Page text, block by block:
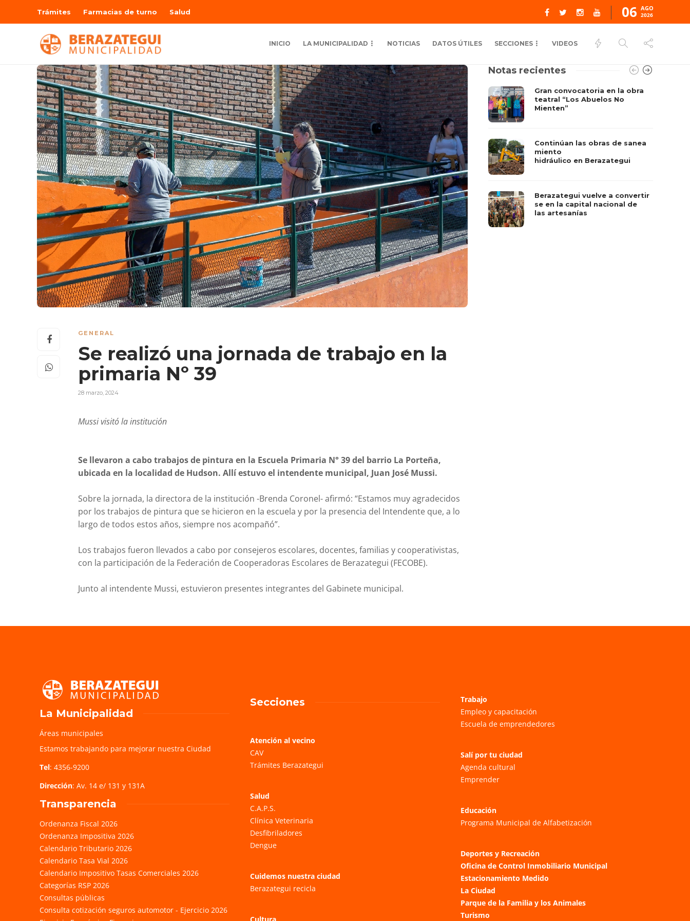
Trámites Farmacias de turno Salud 06 AGO
2026
INICIO LA MUNICIPALIDAD NOTICIAS DATOS ÚTILES SECCIONES VIDEOS
GENERAL
Se realizó una jornada de trabajo en la
primaria Nº 39
28 marzo, 2024
Mussi visitó la institución
Se llevaron a cabo trabajos de pintura en la Escuela Primaria N° 39 del barrio La Porteña,
ubicada en la localidad de Hudson. Allí estuvo el intendente municipal, Juan José Mussi.
Sobre la jornada, la directora de la institución -Brenda Coronel- afirmó: “Estamos muy agradecidos
por los trabajos de pintura que se hicieron en la escuela y por la presencia del Intendente que, a lo
largo de todos estos años, siempre nos acompañó”.
Los trabajos fueron llevados a cabo por consejeros escolares, docentes, familias y cooperativistas,
con la participación de la Federación de Cooperadoras Escolares de Berazategui (FECOBE).
Junto al intendente Mussi, estuvieron presentes integrantes del Gabinete municipal.
Notas recientes
Gran convocatoria en la obra
teatral “Los Abuelos No
Mienten”
Continúan las obras de sanea
miento
hidráulico en Berazategui
Berazategui vuelve a convertir
se en la capital nacional de
las artesanías
La Municipalidad
Áreas municipales
Estamos trabajando para mejorar nuestra Ciudad
Tel: 4356-9200
Dirección: Av. 14 e/ 131 y 131A
Transparencia
Ordenanza Fiscal 2026
Ordenanza Impositiva 2026
Calendario Tributario 2026
Calendario Tasa Vial 2026
Calendario Impositivo Tasas Comerciales 2026
Categorías RSP 2026
Consultas públicas
Consulta cotización seguros automotor - Ejercicio 2026
Secciones
Atención al vecino
CAV
Trámites Berazategui
Salud
C.A.P.S.
Clínica Veterinaria
Desfibriladores
Dengue
Cuidemos nuestra ciudad
Berazategui recicla
Trabajo
Empleo y capacitación
Escuela de emprendedores
Salí por tu ciudad
Agenda cultural
Emprender
Educación
Programa Municipal de Alfabetización
Deportes y Recreación
Oficina de Control Inmobiliario Municipal
Estacionamiento Medido
La Ciudad
Parque de la Familia y los Animales
Turismo